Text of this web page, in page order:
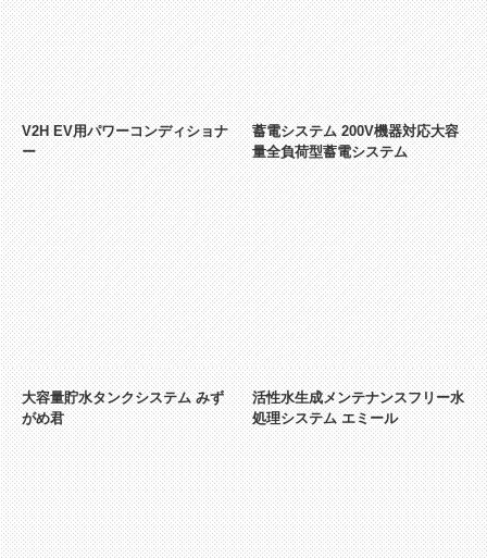
V2H EV用パワーコンディショナ
ー
蓄電システム 200V機器対応大容
量全負荷型蓄電システム
大容量貯水タンクシステム みず
がめ君
活性水生成メンテナンスフリー水
処理システム エミール